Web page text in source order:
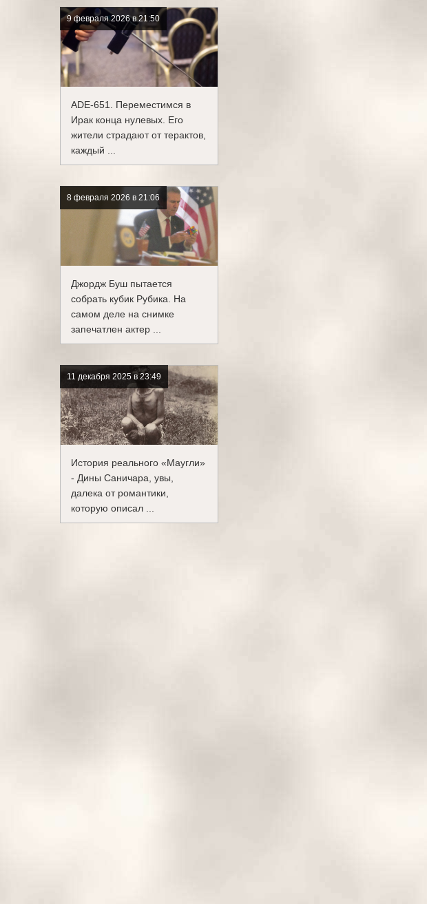
9 февраля 2026 в 21:50
ADE-651. Переместимся в
Ирак конца нулевых. Его
жители страдают от терактов,
каждый ...
8 февраля 2026 в 21:06
Джордж Буш пытается
собрать кубик Рубика. На
самом деле на снимке
запечатлен актер ...
11 декабря 2025 в 23:49
История реального «Маугли»
- Дины Саничара, увы,
далека от романтики,
которую описал ...